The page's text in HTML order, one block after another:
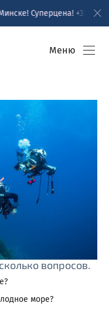
Суперцена! +375 29
Меню
вопросов.
море?